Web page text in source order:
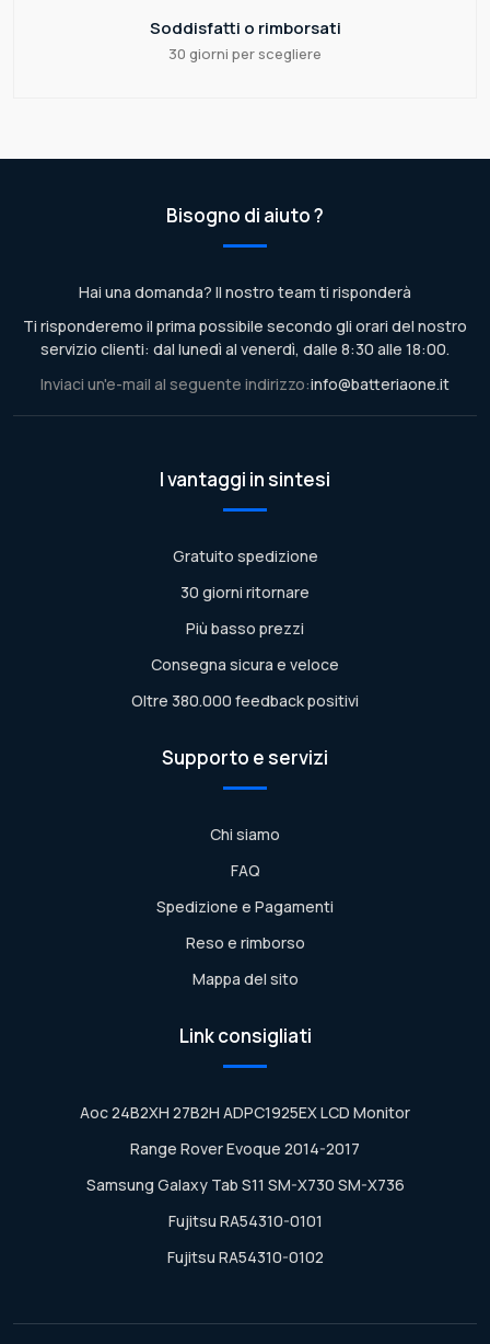
Soddisfatti o rimborsati
30 giorni per scegliere
Bisogno di aiuto ?
Hai una domanda? Il nostro team ti risponderà
Ti risponderemo il prima possibile secondo gli orari del nostro
servizio clienti: dal lunedì al venerdì, dalle 8:30 alle 18:00.
Inviaci un'e-mail al seguente indirizzo:info@batteriaone.it
I vantaggi in sintesi
Gratuito spedizione
30 giorni ritornare
Più basso prezzi
Consegna sicura e veloce
Oltre 380.000 feedback positivi
Supporto e servizi
Chi siamo
FAQ
Spedizione e Pagamenti
Reso e rimborso
Mappa del sito
Link consigliati
Aoc 24B2XH 27B2H ADPC1925EX LCD Monitor
Range Rover Evoque 2014-2017
Samsung Galaxy Tab S11 SM-X730 SM-X736
Fujitsu RA54310-0101
Fujitsu RA54310-0102